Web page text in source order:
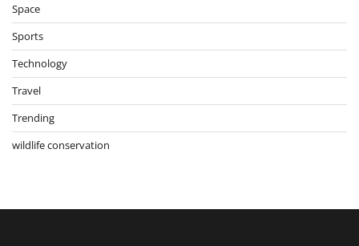
Space
Sports
Technology
Travel
Trending
wildlife conservation